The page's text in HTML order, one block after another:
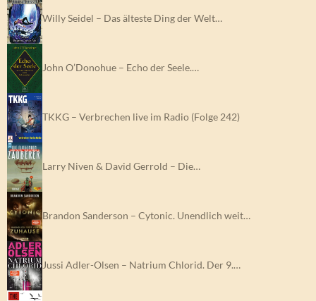
Willy Seidel – Das älteste Ding der Welt…
John O’Donohue – Echo der Seele.…
TKKG – Verbrechen live im Radio (Folge 242)
Larry Niven & David Gerrold – Die…
Brandon Sanderson – Cytonic. Unendlich weit…
Jussi Adler-Olsen – Natrium Chlorid. Der 9.…